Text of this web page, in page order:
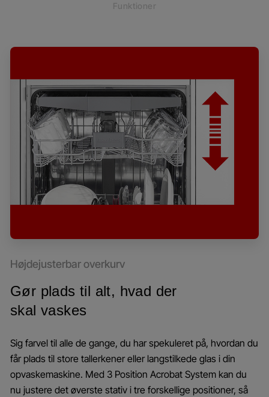
Funktioner
Højdejusterbar overkurv
Gør plads til alt, hvad der
skal vaskes
Sig farvel til alle de gange, du har spekuleret på, hvordan du
får plads til store tallerkener eller langstilkede glas i din
opvaskemaskine. Med 3 Position Acrobat System kan du
nu justere det øverste stativ i tre forskellige positioner, så